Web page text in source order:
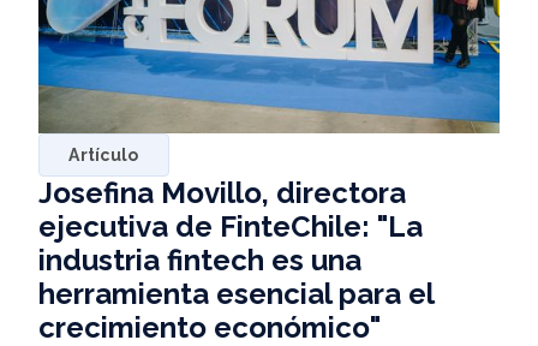
Artículo
Josefina Movillo, directora
ejecutiva de FinteChile: "La
industria fintech es una
herramienta esencial para el
crecimiento económico"